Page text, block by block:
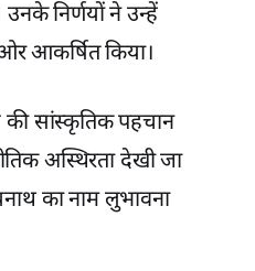
निर्णयों ने उन्हें
आकर्षित किया।
की सांस्कृतिक पहचान
अस्थिरता देखी जा
का नाम लुभावना